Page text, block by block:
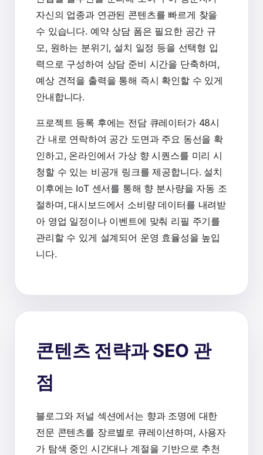
자신의 업종과 연관된 콘텐츠를 빠르게 찾을
수 있습니다. 예약 상담 폼은 필요한 공간 규
모, 원하는 분위기, 설치 일정 등을 선택형 입
력으로 구성하여 상담 준비 시간을 단축하며,
예상 견적을 출력을 통해 즉시 확인할 수 있게
안내합니다.
프로젝트 등록 후에는 전담 큐레이터가 48시
간 내로 연락하여 공간 도면과 주요 동선을 확
인하고, 온라인에서 가상 향 시퀀스를 미리 시
청할 수 있는 비공개 링크를 제공합니다. 설치
이후에는 IoT 센서를 통해 향 분사량을 자동 조
절하며, 대시보드에서 소비량 데이터를 내려받
아 영업 일정이나 이벤트에 맞춰 리필 주기를
관리할 수 있게 설계되어 운영 효율성을 높입
니다.
콘텐츠 전략과 SEO 관
점
블로그와 저널 섹션에서는 향과 조명에 대한
전문 콘텐츠를 장르별로 큐레이션하며, 사용자
가 탐색 중인 시간대나 계절을 기반으로 추천